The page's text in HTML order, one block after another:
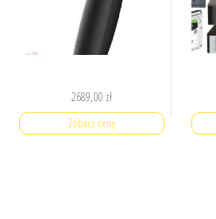
2689,00 zł
Zobacz cenę